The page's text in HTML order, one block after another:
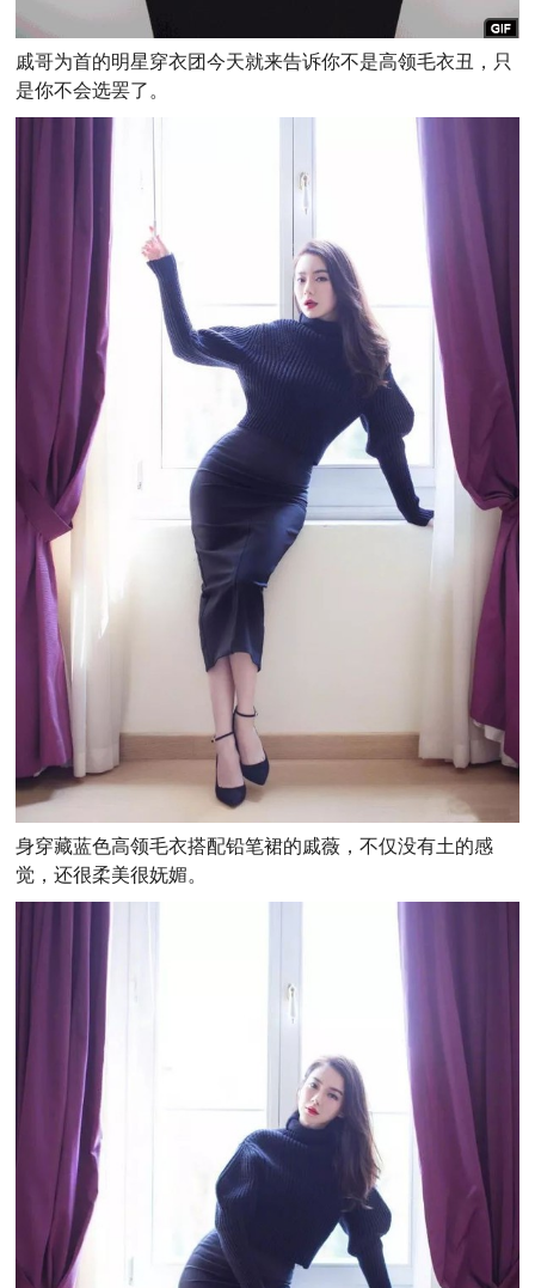
戚哥为首的明星穿衣团今天就来告诉你不是高领毛衣丑，只
是你不会选罢了。
身穿藏蓝色高领毛衣搭配铅笔裙的戚薇，不仅没有土的感
觉，还很柔美很妩媚。